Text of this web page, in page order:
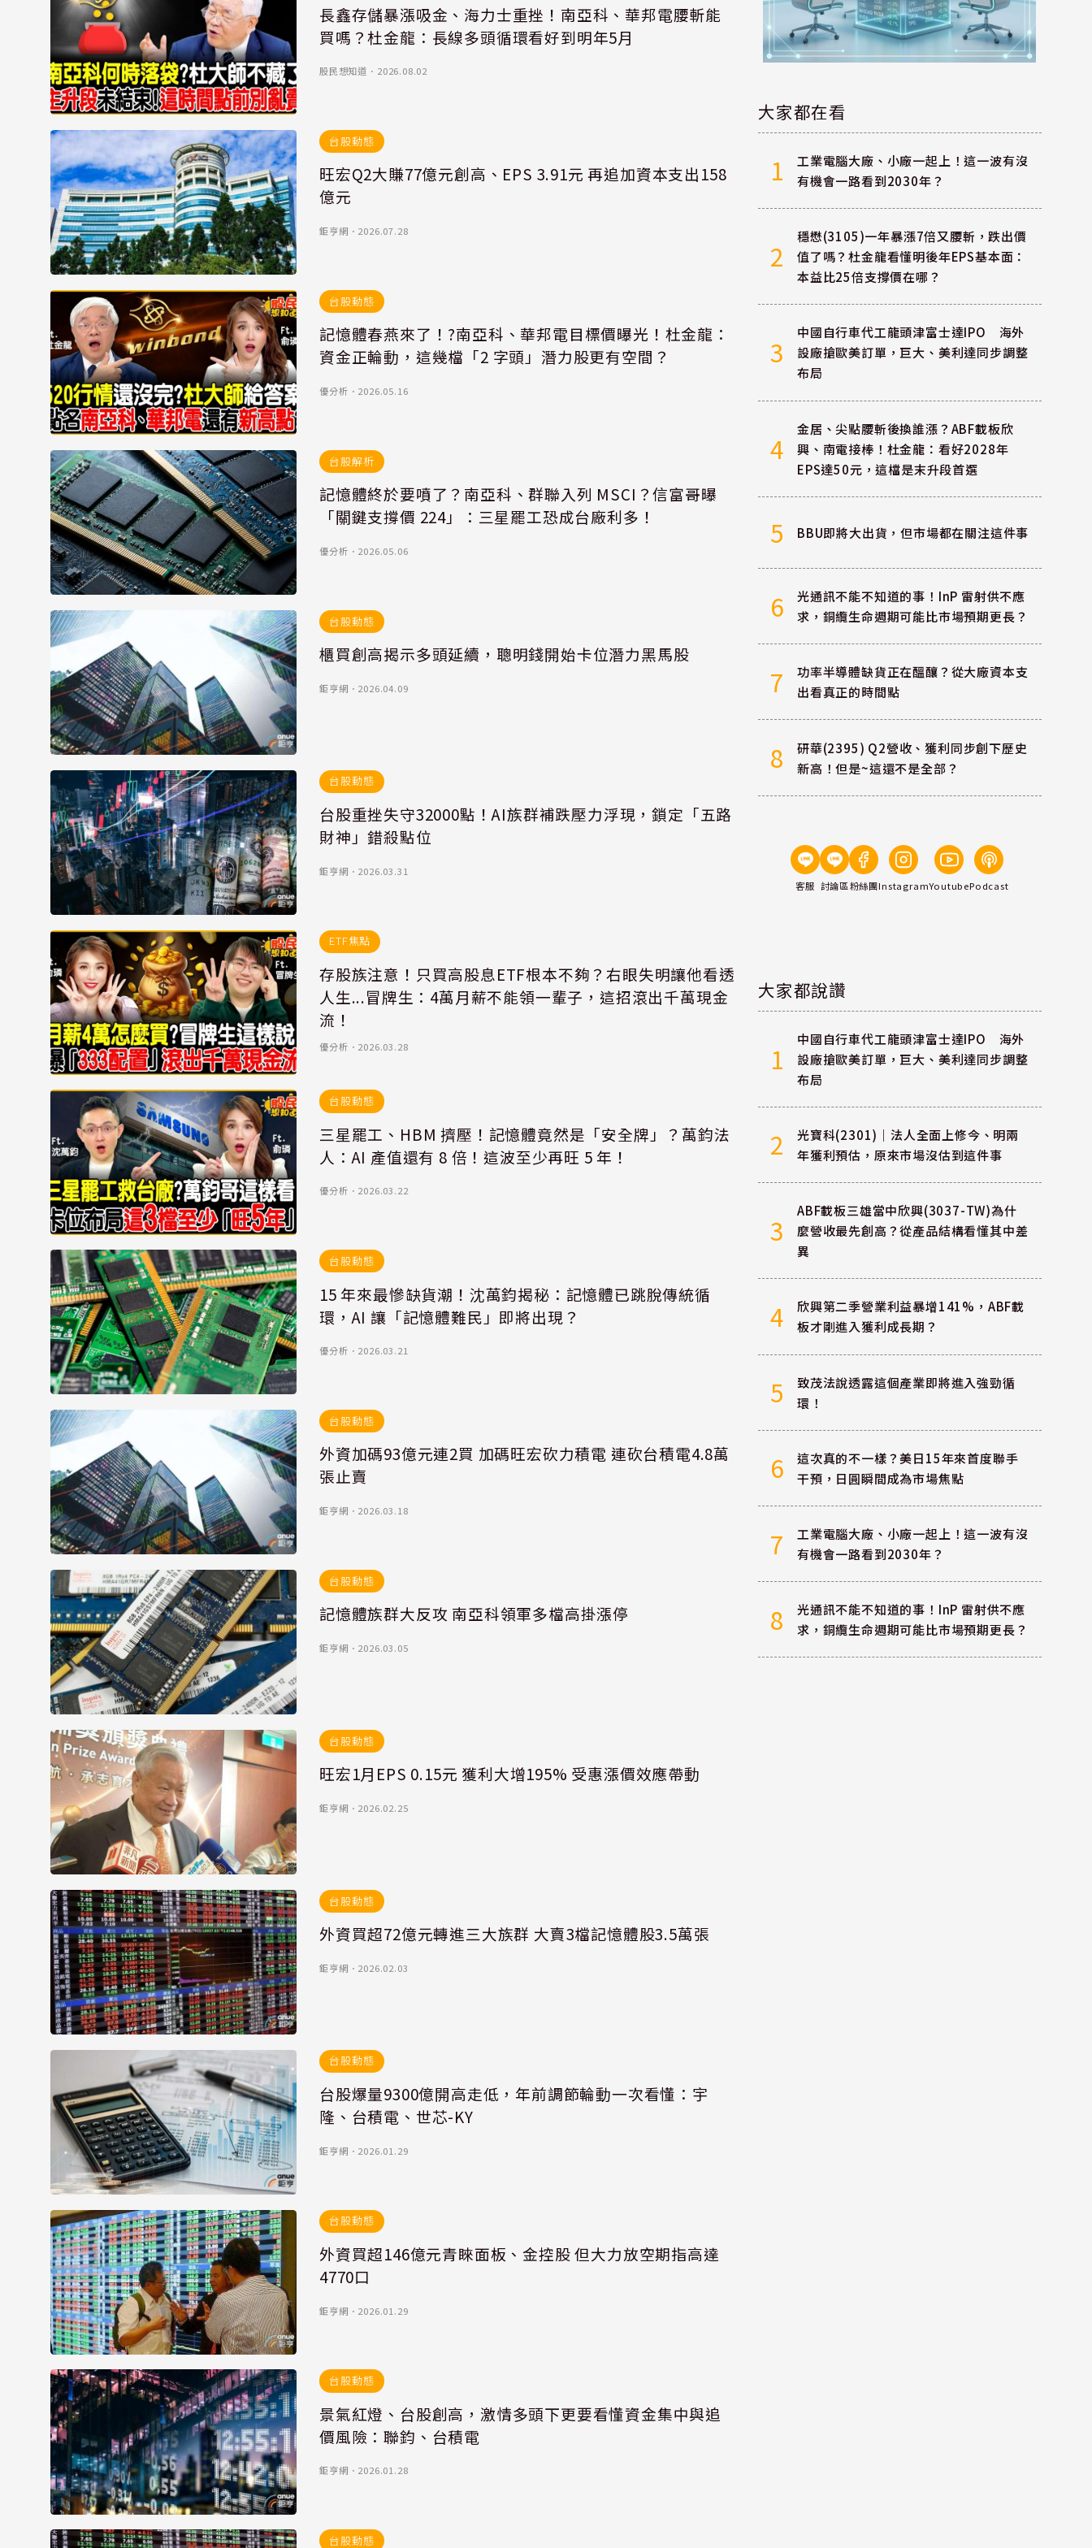
長鑫存儲暴漲吸金、海力士重挫！南亞科、華邦電腰斬能
買嗎？杜金龍：長線多頭循環看好到明年5月
股民想知道 ． 2026.08.02
台股動態
旺宏Q2大賺77億元創高、EPS 3.91元 再追加資本支出158
億元
鉅亨網 ． 2026.07.28
台股動態
記憶體春燕來了！?南亞科、華邦電目標價曝光！杜金龍：
資金正輪動，這幾檔「2 字頭」潛力股更有空間？
優分析 ． 2026.05.16
台股解析
記憶體終於要噴了？南亞科、群聯入列 MSCI？信富哥曝
「關鍵支撐價 224」：三星罷工恐成台廠利多！
優分析 ． 2026.05.06
台股動態
櫃買創高揭示多頭延續，聰明錢開始卡位潛力黑馬股
鉅亨網 ． 2026.04.09
台股動態
台股重挫失守32000點！AI族群補跌壓力浮現，鎖定「五路
財神」錯殺點位
鉅亨網 ． 2026.03.31
ETF焦點
存股族注意！只買高股息ETF根本不夠？右眼失明讓他看透
人生...冒牌生：4萬月薪不能領一輩子，這招滾出千萬現金
流！
優分析 ． 2026.03.28
台股動態
三星罷工、HBM 擠壓！記憶體竟然是「安全牌」？萬鈞法
人：AI 產值還有 8 倍！這波至少再旺 5 年！
優分析 ． 2026.03.22
台股動態
15 年來最慘缺貨潮！沈萬鈞揭秘：記憶體已跳脫傳統循
環，AI 讓「記憶體難民」即將出現？
優分析 ． 2026.03.21
台股動態
外資加碼93億元連2買 加碼旺宏砍力積電 連砍台積電4.8萬
張止賣
鉅亨網 ． 2026.03.18
台股動態
記憶體族群大反攻 南亞科領軍多檔高掛漲停
鉅亨網 ． 2026.03.05
台股動態
旺宏1月EPS 0.15元 獲利大增195% 受惠漲價效應帶動
鉅亨網 ． 2026.02.25
台股動態
外資買超72億元轉進三大族群 大賣3檔記憶體股3.5萬張
鉅亨網 ． 2026.02.03
台股動態
台股爆量9300億開高走低，年前調節輪動一次看懂：宇
隆、台積電、世芯-KY
鉅亨網 ． 2026.01.29
台股動態
外資買超146億元青睞面板、金控股 但大力放空期指高達
4770口
鉅亨網 ． 2026.01.29
台股動態
景氣紅燈、台股創高，激情多頭下更要看懂資金集中與追
價風險：聯鈞、台積電
鉅亨網 ． 2026.01.28
台股動態
大家都在看
1
工業電腦大廠、小廠一起上！這一波有沒
有機會一路看到2030年？
2
穩懋(3105)一年暴漲7倍又腰斬，跌出價
值了嗎？杜金龍看懂明後年EPS基本面：
本益比25倍支撐價在哪？
3
中國自行車代工龍頭津富士達IPO 海外
設廠搶歐美訂單，巨大、美利達同步調整
布局
4
金居、尖點腰斬後換誰漲？ABF載板欣
興、南電接棒！杜金龍：看好2028年
EPS達50元，這檔是末升段首選
5 BBU即將大出貨，但市場都在關注這件事
6
光通訊不能不知道的事！InP 雷射供不應
求，銅纜生命週期可能比市場預期更長？
7
功率半導體缺貨正在醞釀？從大廠資本支
出看真正的時間點
8
研華(2395) Q2營收、獲利同步創下歷史
新高！但是~這還不是全部？
客服 討論區粉絲團InstagramYoutubePodcast
大家都說讚
1
中國自行車代工龍頭津富士達IPO 海外
設廠搶歐美訂單，巨大、美利達同步調整
布局
2
光寶科(2301)｜法人全面上修今、明兩
年獲利預估，原來市場沒估到這件事
3
ABF載板三雄當中欣興(3037-TW)為什
麼營收最先創高？從產品結構看懂其中差
異
4
欣興第二季營業利益暴增141%，ABF載
板才剛進入獲利成長期？
5
致茂法說透露這個產業即將進入強勁循
環！
6
這次真的不一樣？美日15年來首度聯手
干預，日圓瞬間成為市場焦點
7
工業電腦大廠、小廠一起上！這一波有沒
有機會一路看到2030年？
8
光通訊不能不知道的事！InP 雷射供不應
求，銅纜生命週期可能比市場預期更長？